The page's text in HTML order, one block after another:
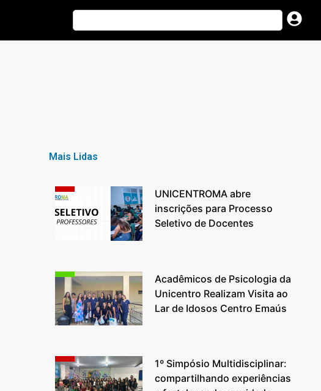
Mais Lidas
UNICENTROMA abre
inscrições para Processo
Seletivo de Docentes
Acadêmicos de Psicologia da
Unicentro Realizam Visita ao
Lar de Idosos Centro Emaús
1º Simpósio Multidisciplinar:
compartilhando experiências